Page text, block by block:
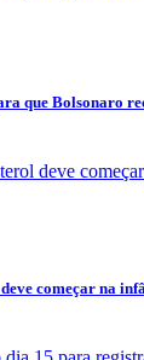
que Bolsonaro
começar na